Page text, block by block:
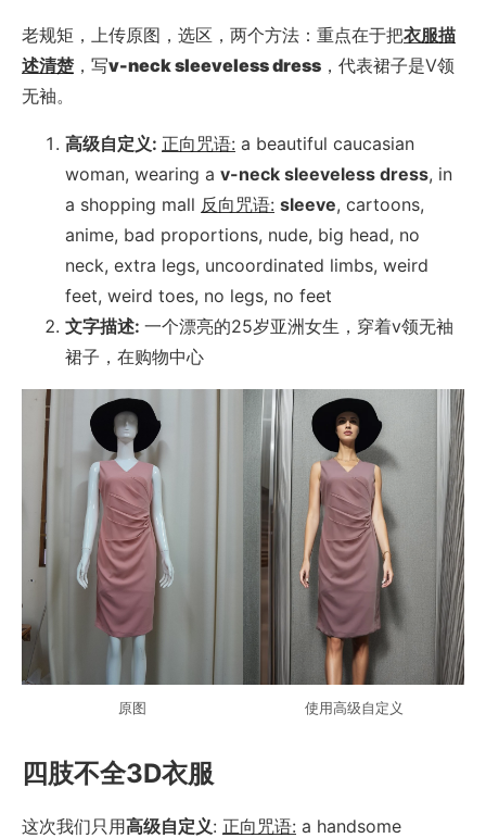
老规矩，上传原图，选区，两个方法：重点在于把衣服描
述清楚 ，写v-neck sleeveless dress ，代表裙子是V领
无袖。
高级自定义: 正向咒语: a beautiful caucasian
woman, wearing a v-neck sleeveless dress, in
a shopping mall 反向咒语: sleeve, cartoons,
anime, bad proportions, nude, big head, no
neck, extra legs, uncoordinated limbs, weird
feet, weird toes, no legs, no feet
文字描述: 一个漂亮的25岁亚洲女生，穿着v领无袖
裙子，在购物中心
原图 使用高级自定义
四肢不全3D衣服
这次我们只用高级自定义: 正向咒语: